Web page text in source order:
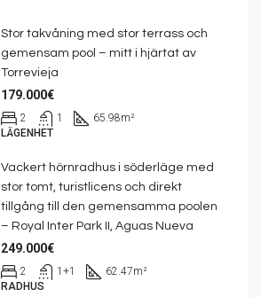
Stor takvåning med stor terrass och
gemensam pool – mitt i hjärtat av
Torrevieja
179.000€
2 1 65.98m²
LÄGENHET
Vackert hörnradhus i söderläge med
stor tomt, turistlicens och direkt
tillgång till den gemensamma poolen
– Royal Inter Park II, Aguas Nueva
249.000€
2 1+1 62.47m²
RADHUS